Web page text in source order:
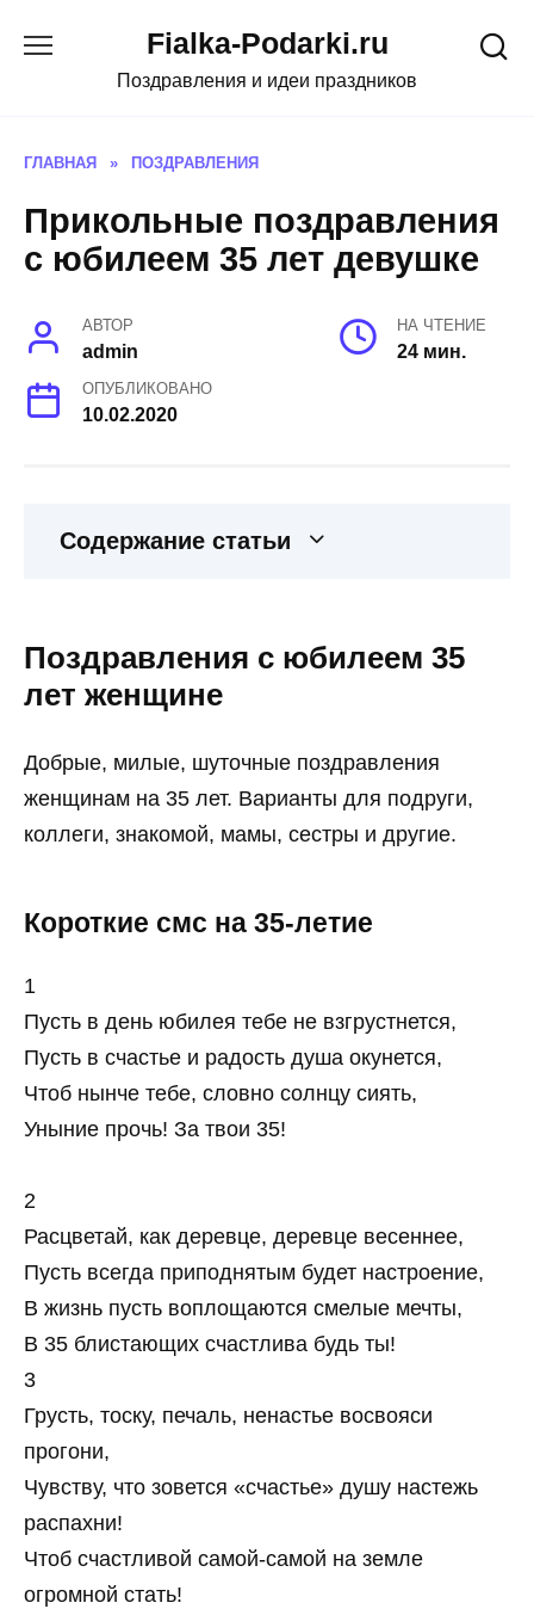
Fialka-Podarki.ru
Поздравления и идеи праздников
ГЛАВНАЯ » ПОЗДРАВЛЕНИЯ
Прикольные поздравления
с юбилеем 35 лет девушке
АВТОР
admin
НА ЧТЕНИЕ
24 мин.
ОПУБЛИКОВАНО
10.02.2020
Содержание статьи
Поздравления с юбилеем 35
лет женщине
Добрые, милые, шуточные поздравления
женщинам на 35 лет. Варианты для подруги,
коллеги, знакомой, мамы, сестры и другие.
Короткие смс на 35-летие
1
Пусть в день юбилея тебе не взгрустнется,
Пусть в счастье и радость душа окунется,
Чтоб нынче тебе, словно солнцу сиять,
Уныние прочь! За твои 35!
2
Расцветай, как деревце, деревце весеннее,
Пусть всегда приподнятым будет настроение,
В жизнь пусть воплощаются смелые мечты,
В 35 блистающих счастлива будь ты!
3
Грусть, тоску, печаль, ненастье восвояси
прогони,
Чувству, что зовется «счастье» душу настежь
распахни!
Чтоб счастливой самой-самой на земле
огромной стать!